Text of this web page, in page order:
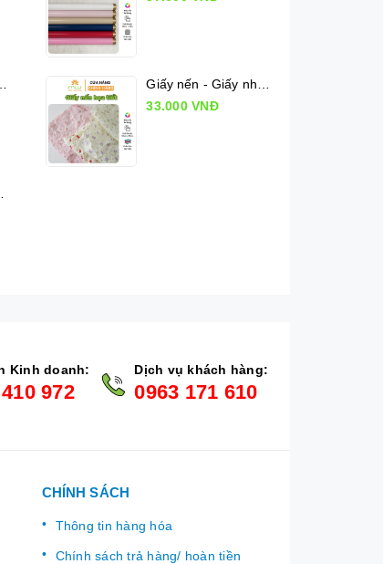
33.000 VNĐ
Kinh doanh:
972
Dịch vụ khách hàng:
0963 171 610
CHÍNH SÁCH
Thông tin hàng hóa
Chính sách trả hàng/ hoàn tiền